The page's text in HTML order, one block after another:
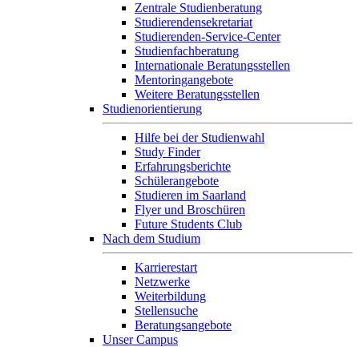
Zentrale Studienberatung
Studierendensekretariat
Studierenden-Service-Center
Studienfachberatung
Internationale Beratungsstellen
Mentoringangebote
Weitere Beratungsstellen
Studienorientierung
Hilfe bei der Studienwahl
Study Finder
Erfahrungsberichte
Schülerangebote
Studieren im Saarland
Flyer und Broschüren
Future Students Club
Nach dem Studium
Karrierestart
Netzwerke
Weiterbildung
Stellensuche
Beratungsangebote
Unser Campus